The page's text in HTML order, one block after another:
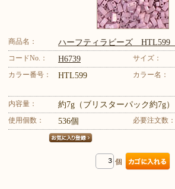
商品名： ハーフティラビーズ
コードNo.： H6739 サイズ：
カラー番号： HTL599 カラー名：
内容量： 約7g（ブリスターパック約7g）
使用個数： 536個 必要注文数：
個